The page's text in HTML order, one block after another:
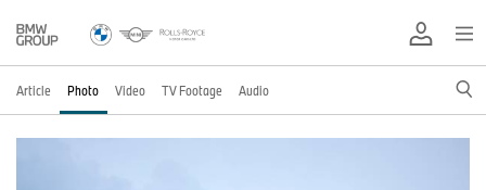
Article Photo Video TV Footage Audio